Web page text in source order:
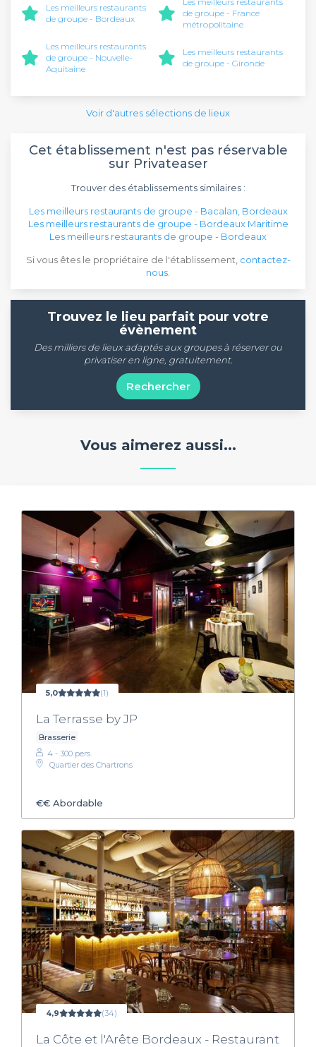
Les meilleurs restaurants
de groupe - Bordeaux
de groupe - France
métropolitaine
Les meilleurs restaurants
de groupe - Nouvelle-
Aquitaine
Les meilleurs restaurants
de groupe - Gironde
Voir d'autres sélections de lieux
Cet établissement n'est pas réservable
sur Privateaser
Trouver des établissements similaires :
Les meilleurs restaurants de groupe - Bacalan, Bordeaux
Les meilleurs restaurants de groupe - Bordeaux Maritime
Les meilleurs restaurants de groupe - Bordeaux
Si vous êtes le propriétaire de l'établissement, contactez-
nous
Trouvez le lieu parfait pour votre
évènement
Des milliers de lieux adaptés aux groupes à réserver ou
privatiser en ligne, gratuitement.
Rechercher
Vous aimerez aussi...
5,0 (1)
La Terrasse by JP
Brasserie
4 - 300 pers.
Quartier des Chartrons
€€ Abordable
4,9 (34)
La Côte et l'Arête Bordeaux - Restaurant